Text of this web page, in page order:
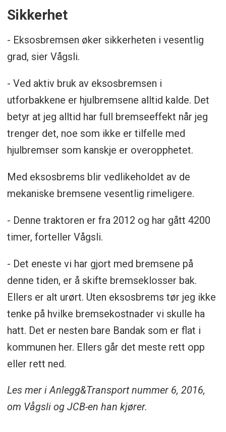
Sikkerhet
- Eksosbremsen øker sikkerheten i vesentlig
grad, sier Vågsli.
- Ved aktiv bruk av eksosbremsen i
utforbakkene er hjulbremsene alltid kalde. Det
betyr at jeg alltid har full bremseeffekt når jeg
trenger det, noe som ikke er tilfelle med
hjulbremser som kanskje er overopphetet.
Med eksosbrems blir vedlikeholdet av de
mekaniske bremsene vesentlig rimeligere.
- Denne traktoren er fra 2012 og har gått 4200
timer, forteller Vågsli.
- Det eneste vi har gjort med bremsene på
denne tiden, er å skifte bremseklosser bak.
Ellers er alt urørt. Uten eksosbrems tør jeg ikke
tenke på hvilke bremsekostnader vi skulle ha
hatt. Det er nesten bare Bandak som er flat i
kommunen her. Ellers går det meste rett opp
eller rett ned.
Les mer i Anlegg&Transport nummer 6, 2016,
om Vågsli og JCB-en han kjører.